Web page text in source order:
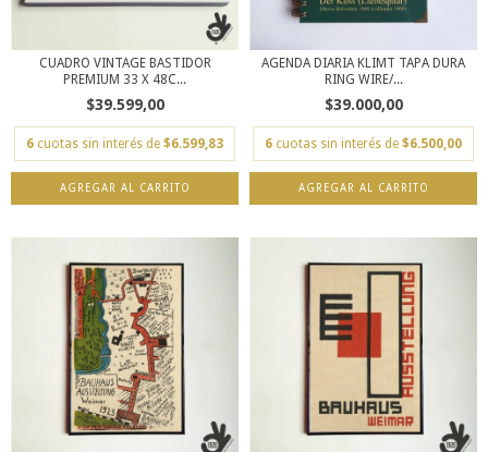
CUADRO VINTAGE BASTIDOR
PREMIUM 33 X 48C...
$39.599,00
6 cuotas sin interés de $6.599,83
AGENDA DIARIA KLIMT TAPA DURA
RING WIRE/...
$39.000,00
6 cuotas sin interés de $6.500,00
AGREGAR AL CARRITO